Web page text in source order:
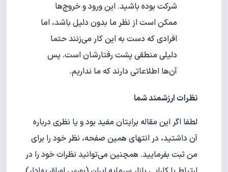
شرکت بوده باشید. این ورود و خروج‌ها
ممکن است از نظر ما بدون دلیل باشد، اما
افرادی که دست به این کار می‌زنند حتما
دلیلی منطقی پشت رفتارشان است. پس
آن‌ها اطلاعاتی دارند که ما نداریم.
نظرات ارزشمند شما
لطفا اگر این مقاله برایتان مفید بود و یا نظری درباره
آن داشتید، در انتهای همین صفحه، نظر خود را برای
من ثبت بفرمایید. همچنین می‌توانید نظرات خود را در